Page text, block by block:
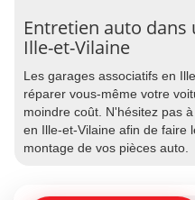
Entretien auto dans
Ille-et-Vilaine
Les garages associatifs en
réparer vous-même votre
moindre coût. N'hésitez pas
en Ille-et-Vilaine afin de faire
montage de vos pièces auto.